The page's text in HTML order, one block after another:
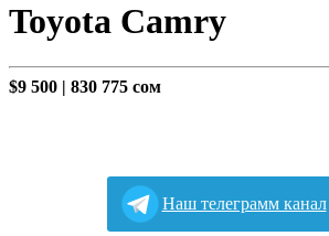
Toyota Camry
$9 500 | 830 775 сом
Наш телеграмм канал